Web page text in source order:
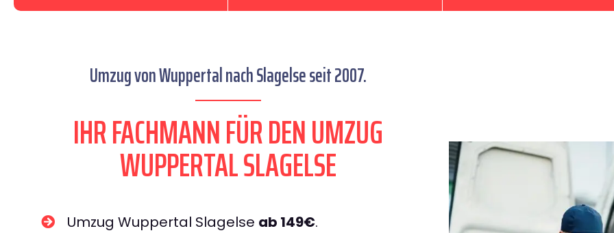
Umzug von Wuppertal nach Slagelse seit 2007.
IHR FACHMANN FÜR DEN UMZUG
WUPPERTAL SLAGELSE
Umzug Wuppertal Slagelse ab 149€.